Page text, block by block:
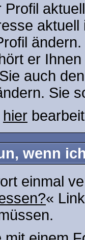
er
auch
Sie
hier
wenn
einmal
«